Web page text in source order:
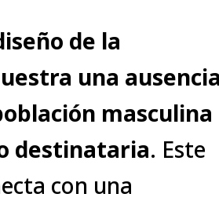
de la
una
masculina
destinataria. Este
con una